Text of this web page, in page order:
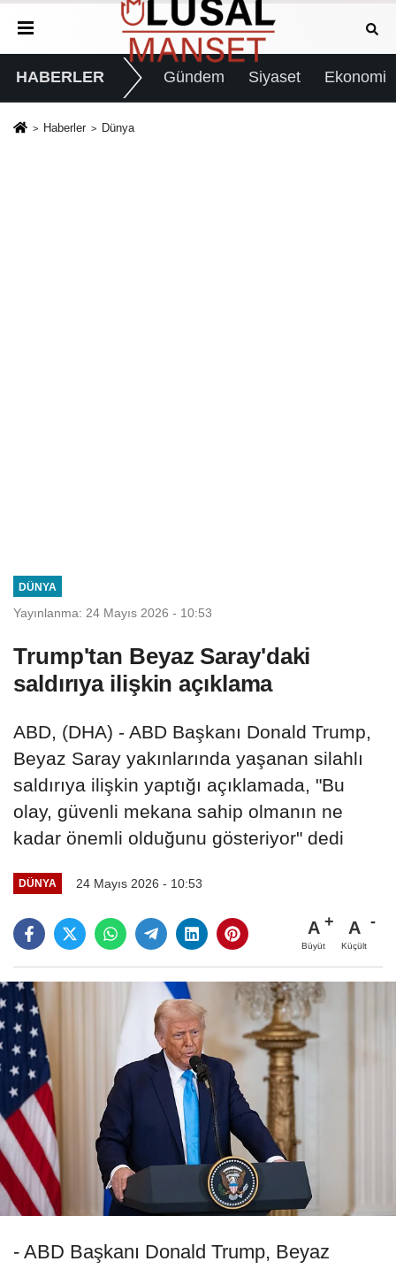
HABERLER Gündem Siyaset Ekonomi
Haberler Dünya
DÜNYA
Yayınlanma: 24 Mayıs 2026 - 10:53
Trump'tan Beyaz Saray'daki
saldırıya ilişkin açıklama
ABD, (DHA) - ABD Başkanı Donald Trump,
Beyaz Saray yakınlarında yaşanan silahlı
saldırıya ilişkin yaptığı açıklamada, "Bu
olay, güvenli mekana sahip olmanın ne
kadar önemli olduğunu gösteriyor" dedi
DÜNYA 24 Mayıs 2026 - 10:53
A
Büyüt
A
Küçült
- ABD Başkanı Donald Trump, Beyaz